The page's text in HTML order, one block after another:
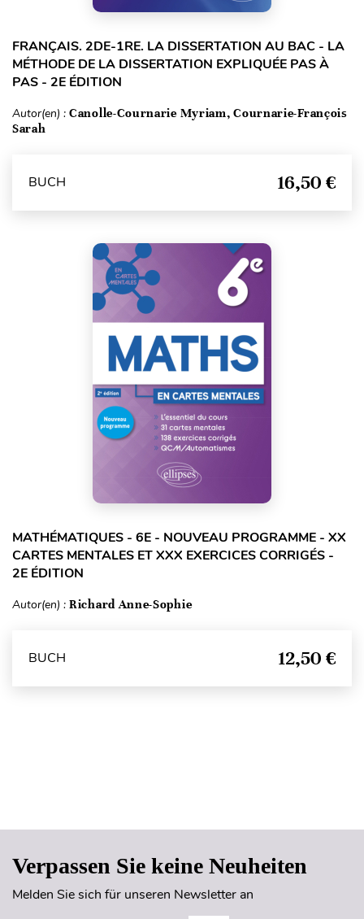
FRANÇAIS. 2DE-1RE. LA DISSERTATION AU BAC - LA
MÉTHODE DE LA DISSERTATION EXPLIQUÉE PAS À
PAS - 2E ÉDITION
Autor(en) : Canolle-Cournarie Myriam, Cournarie-François
Sarah
BUCH 16,50 €
MATHÉMATIQUES - 6E - NOUVEAU PROGRAMME - XX
CARTES MENTALES ET XXX EXERCICES CORRIGÉS -
2E ÉDITION
Autor(en) : Richard Anne-Sophie
BUCH 12,50 €
Verpassen Sie keine Neuheiten
Melden Sie sich für unseren Newsletter an